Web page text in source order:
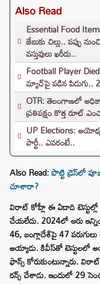
Also Read
Essential Food
జేబుకు చిల్లు.. పప్పు
వస్తువులు ఖరీదు..
Football Player
మ్యాచ్‌పై పడిన పిడుగు..
OTR: తెలంగాణలో
ప్రతిపక్షం కొత్త రూట్‌
UP Elections:
పార్టీ.. ఎవరంటే..
Also Read:పొట్టి డ్రెస్‌లో
చూశారా?
విరాట్‌ కోహ్లీ ఈ ఏడాది
చేయలేదు. 2024లో ఆరు
46, బంగ్లాదేశ్‌పై 47
అయ్యాడు. కివీస్‌తో
ఫాన్స్ కోరుకుంటున్నారు.
రన్స్ చేశాడు. ఇందులో 29